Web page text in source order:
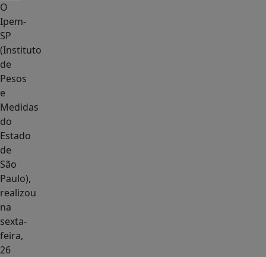
O
Ipem-
SP
(Instituto
de
Pesos
e
Medidas
do
Estado
de
São
Paulo),
realizou
na
sexta-
feira,
26